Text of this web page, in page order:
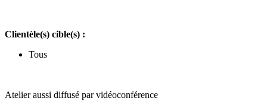
Clientèle(s) cible(s) :
Tous
Atelier aussi diffusé par vidéoconférence